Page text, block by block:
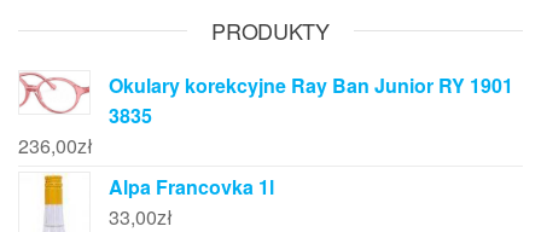
PRODUKTY
Okulary korekcyjne Ray Ban Junior RY 1901
3835
236,00zł
Alpa Francovka 1l
33,00zł